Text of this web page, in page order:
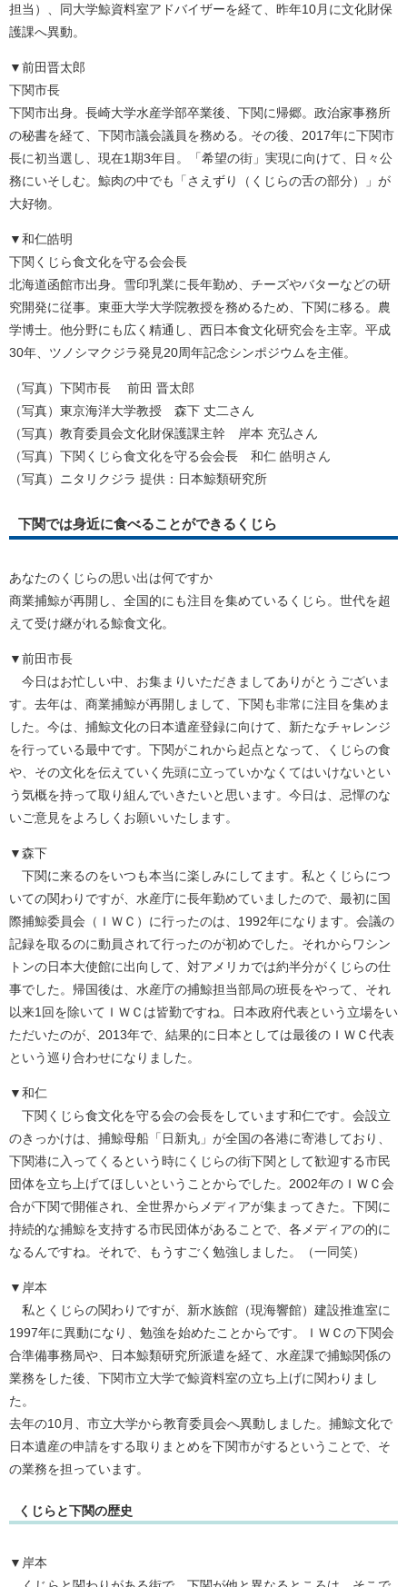
担当）、同大学鯨資料室アドバイザーを経て、昨年10月に文化財保
護課へ異動。
▼前田晋太郎
下関市長
下関市出身。長崎大学水産学部卒業後、下関に帰郷。政治家事務所
の秘書を経て、下関市議会議員を務める。その後、2017年に下関市
長に初当選し、現在1期3年目。「希望の街」実現に向けて、日々公
務にいそしむ。鯨肉の中でも「さえずり（くじらの舌の部分）」が
大好物。
▼和仁皓明
下関くじら食文化を守る会会長
北海道函館市出身。雪印乳業に長年勤め、チーズやバターなどの研
究開発に従事。東亜大学大学院教授を務めるため、下関に移る。農
学博士。他分野にも広く精通し、西日本食文化研究会を主宰。平成
30年、ツノシマクジラ発見20周年記念シンポジウムを主催。
（写真）下関市長 前田 晋太郎
（写真）東京海洋大学教授 森下 丈二さん
（写真）教育委員会文化財保護課主幹 岸本 充弘さん
（写真）下関くじら食文化を守る会会長 和仁 皓明さん
（写真）ニタリクジラ 提供：日本鯨類研究所
下関では身近に食べることができるくじら
あなたのくじらの思い出は何ですか
商業捕鯨が再開し、全国的にも注目を集めているくじら。世代を超
えて受け継がれる鯨食文化。
▼前田市長
今日はお忙しい中、お集まりいただきましてありがとうございま
す。去年は、商業捕鯨が再開しまして、下関も非常に注目を集めま
した。今は、捕鯨文化の日本遺産登録に向けて、新たなチャレンジ
を行っている最中です。下関がこれから起点となって、くじらの食
や、その文化を伝えていく先頭に立っていかなくてはいけないとい
う気概を持って取り組んでいきたいと思います。今日は、忌憚のな
いご意見をよろしくお願いいたします。
▼森下
下関に来るのをいつも本当に楽しみにしてます。私とくじらにつ
いての関わりですが、水産庁に長年勤めていましたので、最初に国
際捕鯨委員会（ＩＷＣ）に行ったのは、1992年になります。会議の
記録を取るのに動員されて行ったのが初めでした。それからワシン
トンの日本大使館に出向して、対アメリカでは約半分がくじらの仕
事でした。帰国後は、水産庁の捕鯨担当部局の班長をやって、それ
以来1回を除いてＩＷＣは皆勤ですね。日本政府代表という立場をい
ただいたのが、2013年で、結果的に日本としては最後のＩＷＣ代表
という巡り合わせになりました。
▼和仁
下関くじら食文化を守る会の会長をしています和仁です。会設立
のきっかけは、捕鯨母船「日新丸」が全国の各港に寄港しており、
下関港に入ってくるという時にくじらの街下関として歓迎する市民
団体を立ち上げてほしいということからでした。2002年のＩＷＣ会
合が下関で開催され、全世界からメディアが集まってきた。下関に
持続的な捕鯨を支持する市民団体があることで、各メディアの的に
なるんですね。それで、もうすごく勉強しました。（一同笑）
▼岸本
私とくじらの関わりですが、新水族館（現海響館）建設推進室に
1997年に異動になり、勉強を始めたことからです。ＩＷＣの下関会
合準備事務局や、日本鯨類研究所派遣を経て、水産課で捕鯨関係の
業務をした後、下関市立大学で鯨資料室の立ち上げに関わりまし
た。
去年の10月、市立大学から教育委員会へ異動しました。捕鯨文化で
日本遺産の申請をする取りまとめを下関市がするということで、そ
の業務を担っています。
くじらと下関の歴史
▼岸本